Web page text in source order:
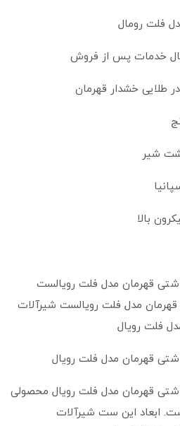
فلت رومال
طلایی خشدار قهرمان
شیر
بالا
قهرمان مدل فلت رویالست
مدل فلت رویالست شیرآلات
فلت رویال
قهرمان مدل فلت رویال
قهرمان مدل فلت رویال محصولی
ابعاد این ست شیرآلات